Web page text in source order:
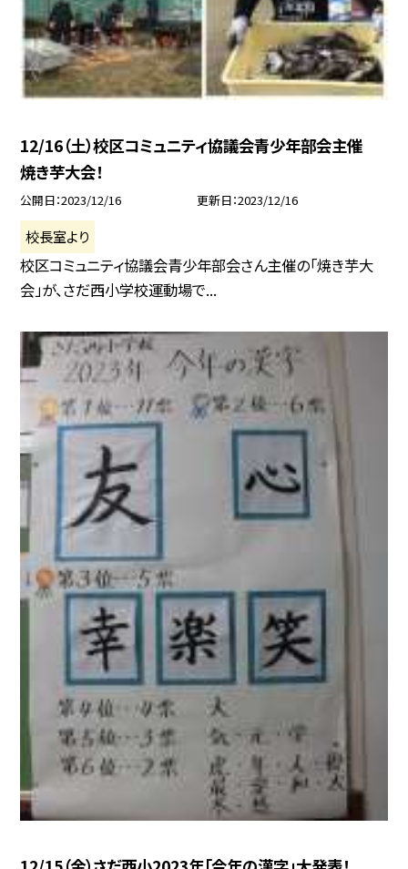
12/16（土）校区コミュニティ協議会青少年部会主催
焼き芋大会！
公開日 2023/12/16 更新日 2023/12/16
校長室より
校区コミュニティ協議会青少年部会さん主催の「焼き芋大
会」が、さだ西小学校運動場で...